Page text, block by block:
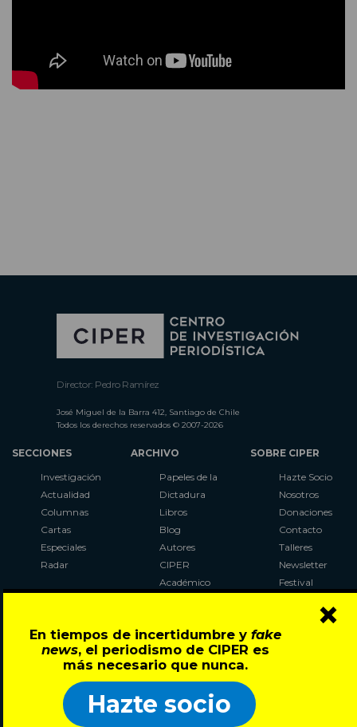
En tiempos de incertidumbre y fake
news, el periodismo de CIPER es
más necesario que nunca.
Hazte socio
×
Director: Pedro Ramírez
José Miguel de la Barra 412, Santiago de Chile
Todos los derechos reservados © 2007-2026
SECCIONES
Investigación
Actualidad
Columnas
Cartas
Especiales
Radar
ARCHIVO
Papeles de la
Dictadura
Libros
Blog
Autores
CIPER
Académico
Al Plebiscito
con CIPER
SOBRE CIPER
Hazte Socio
Nosotros
Donaciones
Contacto
Talleres
Newsletter
Festival